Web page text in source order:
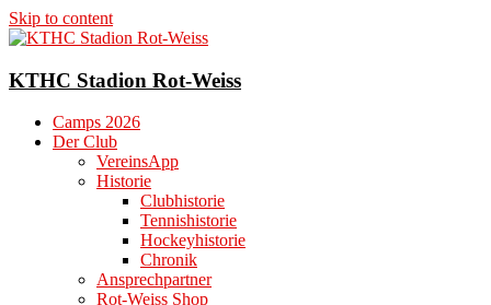
Skip to content
KTHC Stadion Rot-Weiss
Camps 2026
Der Club
VereinsApp
Historie
Clubhistorie
Tennishistorie
Hockeyhistorie
Chronik
Ansprechpartner
Rot-Weiss Shop